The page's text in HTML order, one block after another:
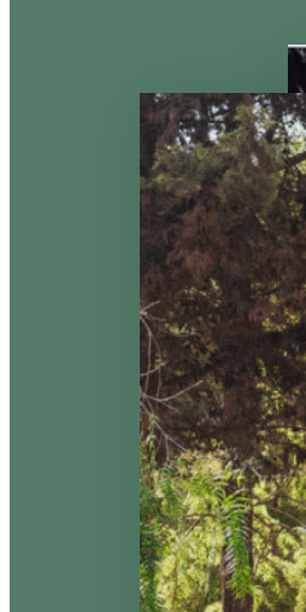
Estadas de
Duração
Os Nossos
Nazari
Alma Mater
Eco Store
Magic Garden
Cowork
Blog
Grupos